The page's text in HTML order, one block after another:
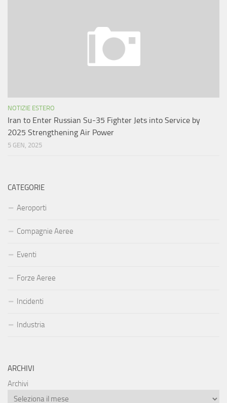
NOTIZIE ESTERO
Iran to Enter Russian Su-35 Fighter Jets into Service by
2025 Strengthening Air Power
5 GEN, 2025
CATEGORIE
Aeroporti
Compagnie Aeree
Eventi
Forze Aeree
Incidenti
Industria
ARCHIVI
Archivi